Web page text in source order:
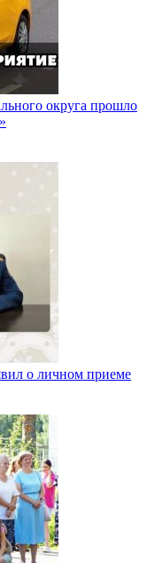
округа прошло
о личном приеме